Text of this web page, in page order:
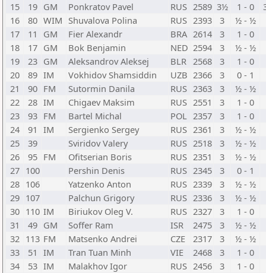
15
19 GM Ponkratov Pavel RUS 2589 3½ 1 - 0
16
80 WIM Shuvalova Polina RUS 2393 3
½ - ½
17
11 GM Fier Alexandr BRA 2614 3
1 - 0
18
17 GM Bok Benjamin NED 2594 3
½ - ½
19
23 GM Aleksandrov Aleksej BLR 2568 3
1 - 0
20
89 IM Vokhidov Shamsiddin UZB 2366 3
0 - 1
21
90 FM Sutormin Danila RUS 2363 3
½ - ½
22
28 IM Chigaev Maksim RUS 2551 3
1 - 0
23
93 FM Bartel Michal POL 2357 3
1 - 0
24
91 IM Sergienko Sergey RUS 2361 3
½ - ½
25
39 Sviridov Valery RUS 2518 3
½ - ½
26
95 FM Ofitserian Boris RUS 2351 3
½ - ½
27 100 Pershin Denis RUS 2345 3
0 - 1
28 106 Yatzenko Anton RUS 2339 3
½ - ½
29 107 Palchun Grigory RUS 2336 3
½ - ½
30 110 IM Biriukov Oleg V. RUS 2327 3
1 - 0
31
49 GM Soffer Ram ISR 2475 3
½ - ½
32 113 FM Matsenko Andrei CZE 2317 3
½ - ½
33
51 IM Tran Tuan Minh VIE 2468 3
1 - 0
34
53 IM Malakhov Igor RUS 2456 3
1 - 0